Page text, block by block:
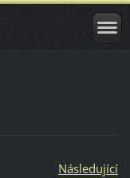
Následující